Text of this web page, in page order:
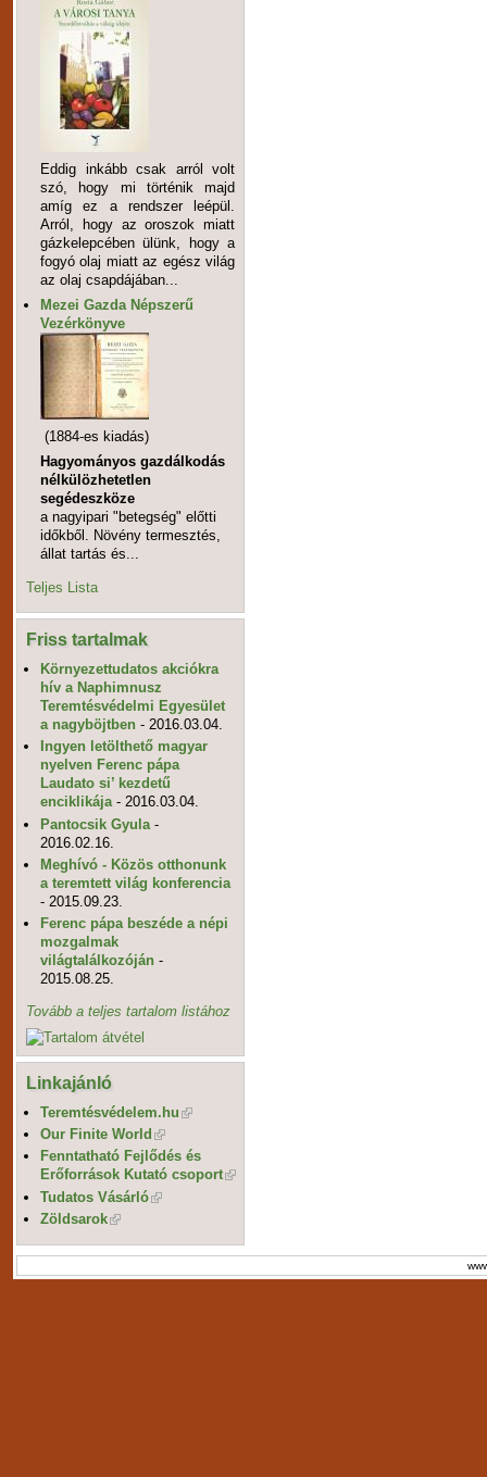
Eddig inkább csak arról volt
szó, hogy mi történik majd
amíg ez a rendszer leépül.
Arról, hogy az oroszok miatt
gázkelepcében ülünk, hogy a
fogyó olaj miatt az egész világ
az olaj csapdájában...
Mezei Gazda Népszerű
Vezérkönyve
(1884-es kiadás)
Hagyományos gazdálkodás
nélkülözhetetlen
segédeszköze
a nagyipari "betegség" előtti
időkből. Növény termesztés,
állat tartás és...
Teljes Lista
Friss tartalmak
Környezettudatos akciókra
hív a Naphimnusz
Teremtésvédelmi Egyesület
a nagyböjtben - 2016.03.04.
Ingyen letölthető magyar
nyelven Ferenc pápa
Laudato si’ kezdetű
enciklikája - 2016.03.04.
Pantocsik Gyula -
2016.02.16.
Meghívó - Közös otthonunk
a teremtett világ konferencia
- 2015.09.23.
Ferenc pápa beszéde a népi
mozgalmak
világtalálkozóján -
2015.08.25.
Tovább a teljes tartalom listához
Linkajánló
Teremtésvédelem.hu
Our Finite World
Fenntatható Fejlődés és
Erőforrások Kutató csoport
Tudatos Vásárló
Zöldsarok